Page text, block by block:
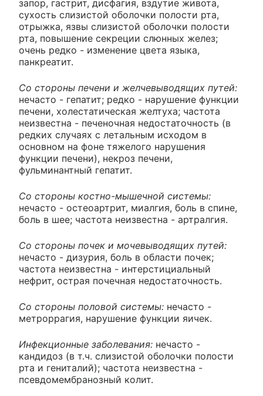
запор, гастрит, дисфагия, вздутие живота,
сухость слизистой оболочки полости рта,
отрыжка, язвы слизистой оболочки полости
рта, повышение секреции слюнных желез;
очень редко - изменение цвета языка,
панкреатит.
Со стороны печени и желчевыводящих путей:
нечасто - гепатит; редко - нарушение функции
печени, холестатическая желтуха; частота
неизвестна - печеночная недостаточность (в
редких случаях с летальным исходом в
основном на фоне тяжелого нарушения
функции печени), некроз печени,
фульминантный гепатит.
Со стороны костно-мышечной системы:
нечасто - остеоартрит, миалгия, боль в спине,
боль в шее; частота неизвестна - артралгия.
Со стороны почек и мочевыводящих путей:
нечасто - дизурия, боль в области почек;
частота неизвестна - интерстициальный
нефрит, острая почечная недостаточность.
Со стороны половой системы: нечасто -
метроррагия, нарушение функции яичек.
Инфекционные заболевания: нечасто -
кандидоз (в т.ч. слизистой оболочки полости
рта и гениталий); частота неизвестна -
псевдомембранозный колит.